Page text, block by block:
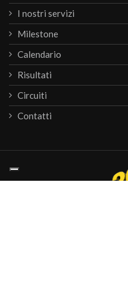
I nostri servizi
Milestone
Calendario
Risultati
Circuiti
Contatti